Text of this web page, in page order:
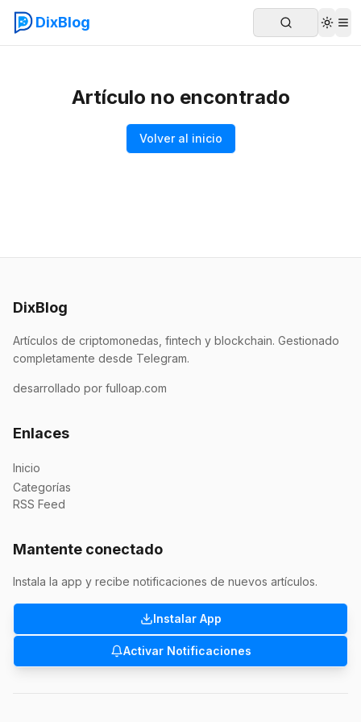
DixBlog
Artículo no encontrado
Volver al inicio
DixBlog
Artículos de criptomonedas, fintech y blockchain. Gestionado
completamente desde Telegram.
desarrollado por fulloap.com
Enlaces
Inicio
Categorías
RSS Feed
Mantente conectado
Instala la app y recibe notificaciones de nuevos artículos.
Instalar App
Activar Notificaciones